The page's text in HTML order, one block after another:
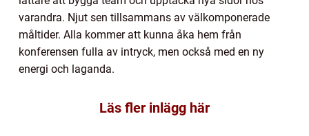
varandra. Njut sen tillsammans av välkomponerade
måltider. Alla kommer att kunna åka hem från
konferensen fulla av intryck, men också med en ny
energi och laganda.
Läs fler inlägg här